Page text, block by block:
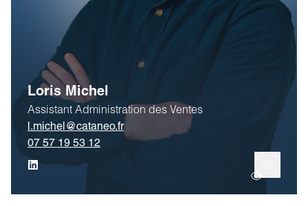
Loris Michel
Assistant Administration des Ventes
l.michel@cataneo.fr
07 57 19 53 12